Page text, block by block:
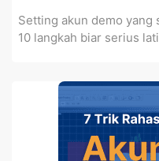
Setting akun demo
10 langkah biar serius